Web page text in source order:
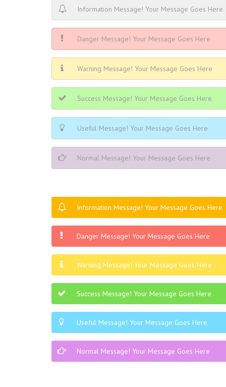
Information Message! Your Message Goes Here
Danger Message! Your Message Goes Here
Warning Message! Your Message Goes Here
Success Message! Your Message Goes Here
Useful Message! Your Message Goes Here
Normal Message! Your Message Goes Here
Information Message! Your Message Goes Here
Danger Message! Your Message Goes Here
Warning Message! Your Message Goes Here
Success Message! Your Message Goes Here
Useful Message! Your Message Goes Here
Normal Message! Your Message Goes Here